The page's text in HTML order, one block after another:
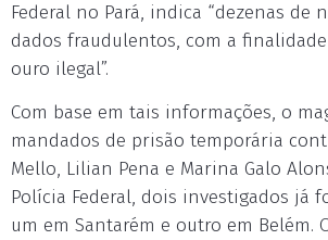
Federal no Pará, indica “dezenas de
dados fraudulentos, com a
ouro ilegal”.
Com base em tais informações, o
mandados de prisão temporária
Mello, Lilian Pena e Marina Galo
Polícia Federal, dois investigados já
um em Santarém e outro em Belém.